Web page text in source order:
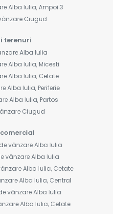
Alba Iulia, Ampoi 3
Ciugud
terenuri
Alba Iulia
Alba Iulia, Micesti
Alba Iulia, Cetate
Alba Iulia, Periferie
Alba Iulia, Partos
Ciugud
vânzare Alba Iulia
vânzare Alba Iulia
Alba Iulia, Cetate
Alba Iulia, Central
vânzare Alba Iulia
Alba Iulia, Cetate